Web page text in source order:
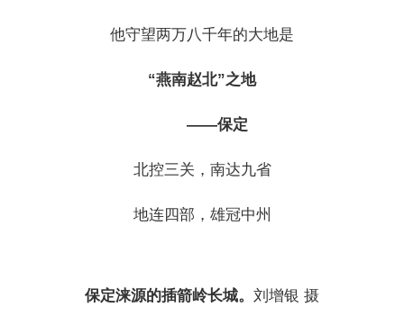
他守望两万八千年的大地是
“燕南赵北”之地
——保定
北控三关，南达九省
地连四部，雄冠中州
保定涞源的插箭岭长城。 刘增银 摄